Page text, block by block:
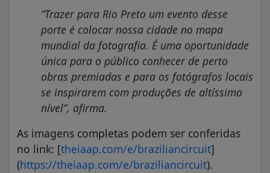
“Trazer para Rio Preto um evento desse
porte é colocar nossa cidade no mapa
mundial da fotografia. É uma oportunidade
única para o público conhecer de perto
obras premiadas e para os fotógrafos locais
se inspirarem com produções de altíssimo
nível”, afirma.
As imagens completas podem ser conferidas
no link: [theiaap.com/e/braziliancircuit]
(https://theiaap.com/e/braziliancircuit).